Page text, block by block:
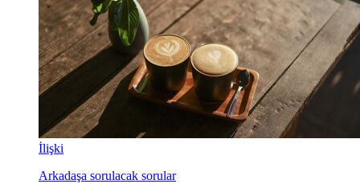
İlişki
Arkadaşa sorulacak sorular